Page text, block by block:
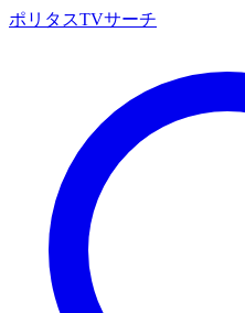
ポリタスTVサーチ